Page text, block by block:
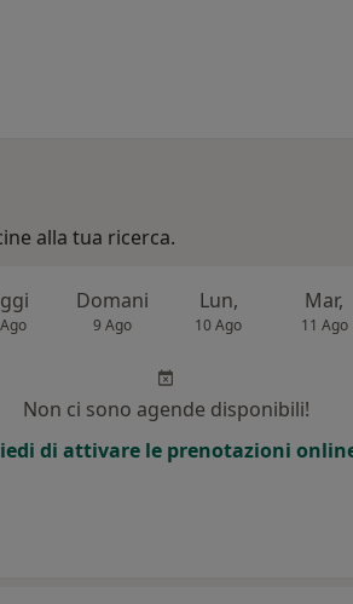
alla tua ricerca.
Domani
9 Ago
Lun,
10 Ago
Mar,
11 Ago
Non ci sono agende disponibili!
di attivare le prenotazioni